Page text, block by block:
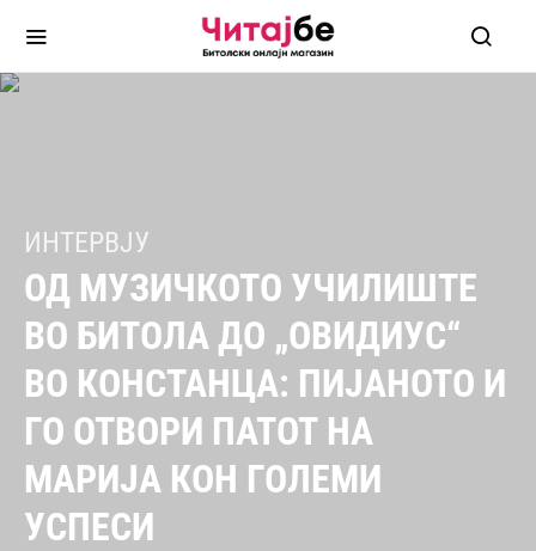
ИНТЕРВЈУ
ОД МУЗИЧКОТО УЧИЛИШТЕ
ВО БИТОЛА ДО „ОВИДИУС“
ВО КОНСТАНЦА: ПИЈАНОТО И
ГО ОТВОРИ ПАТОТ НА
МАРИЈА КОН ГОЛЕМИ
УСПЕСИ